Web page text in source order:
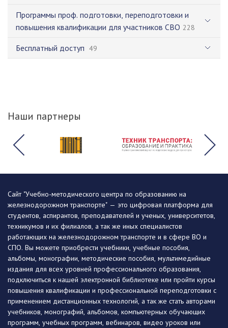
Программы проф. подготовки, переподготовки и
повышения квалификации для участников СВО 228
Бесплатный доступ 49
Наши партнеры
Сайт "Учебно-методического центра по образованию на
железнодорожном транспорте" — это цифровая платформа для
студентов, аспирантов, преподавателей и ученых, университетов,
техникумов и их филиалов, а так же иных специалистов
работающих на железнодорожном транспорте и в сфере ВО и
СПО. Вы можете приобрести учебники, учебные пособия,
альбомы, монографии, методические пособия, мультимедийные
издания для всех уровней профессионального образования,
подключиться к нашей электронной библиотеке или пройти курсы
повышения квалификации и профессиональной переподготовки с
применением дистанционных технологий, а так же стать авторами
учебников, монографий, альбомов, компьютерных обучающих
программ, учебных программ, вебинаров, видео уроков или